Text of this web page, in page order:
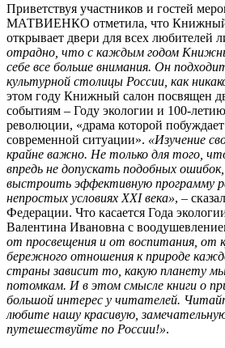
Приветствуя участников и гостей
МАТВИЕНКО отметила, что Книжный
открывает двери для всех любителей
отрадно, что с каждым годом
себе все больше внимания. Он
культурной столицы России, как
этом году Книжный салон посвящен
событиям – Году экологии и 100-
революции, «драма которой
современной ситуации». «Изучение
крайне важно. Не только для того,
впредь не допускать подобных
выстроить эффективную программу
непростых условиях XXI века», –
Федерации. Что касается Года
Валентина Ивановна с
от просвещения и от воспитания, от
бережного отношения к природе
страны зависит то, какую планету
потомкам. И в этом смысле книги о
большой интерес у читателей.
любите нашу красивую,
путешествуйте по России!».